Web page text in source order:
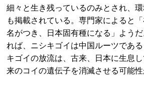
細々と生き残っているのみとされ、
も掲載されている。専門家によると
名がつき、日本固有種になる」よう
れば、ニシキゴイは中国ルーツであ
キゴイの放流は、古来、日本に生息
来のコイの遺伝子を消滅させる可能性